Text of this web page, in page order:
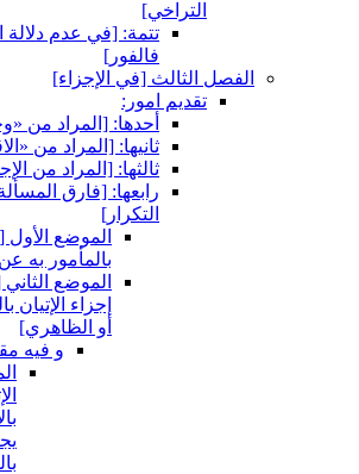
التراخي‏]
تتمة: [في عدم دلالة
فالفور]
الفصل الثالث‏ [في الإجزاء]
تقديم امور:
أحدها: [المراد من
ثانيها: [المراد من
ثالثها: [المراد من
رابعها: [فارق
التكرار]
الموضع الأول‏
بالمأمور به عن
الموضع
إجزاء
أو الظاهري‏]
و فيه